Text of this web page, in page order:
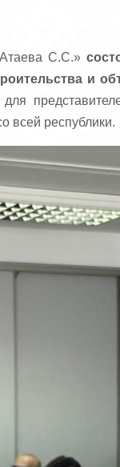
С.С.»
и
для
всей республики.